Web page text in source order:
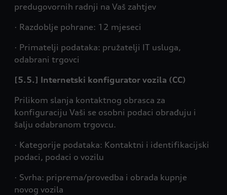
predugovornih radnji na Vaš zahtjev
· Razdoblje pohrane: 12 mjeseci
· Primatelji podataka: pružatelji IT usluga,
odabrani trgovci
[5.5.] Internetski konfigurator vozila (CC)
Prilikom slanja kontaktnog obrasca za
konfiguraciju Vaši se osobni podaci obrađuju i
šalju odabranom trgovcu.
· Kategorije podataka: Kontaktni i identifikacijski
podaci, podaci o vozilu
· Svrha: priprema/provedba i obrada kupnje
novog vozila